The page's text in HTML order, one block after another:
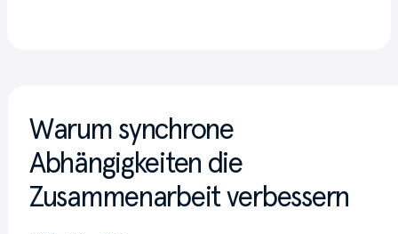
Warum synchrone
Abhängigkeiten die
Zusammenarbeit verbessern